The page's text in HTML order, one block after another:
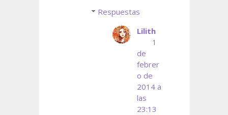
Respuestas
Lilith
1
de
febrer
o de
2014 a
las
23:13